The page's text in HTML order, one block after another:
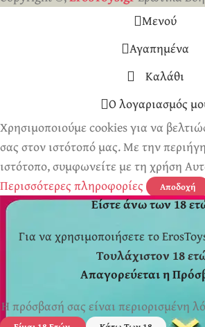
Μενού
Αγαπημένα
Καλάθι
Ο λογαριασμός
Χρησιμοποιούμε cookies για να
σας στον ιστότοπό μας. Με την
ιστότοπο, συμφωνείτε με τη χρήση
Περισσότερες πληροφορίες
Αποδοχή
Είστε άνω των 18
Για να χρησιμοποιήσετε το
Τουλάχιστον 18
Απαγορεύεται η
Η πρόσβασή σας είναι περιορισμένη